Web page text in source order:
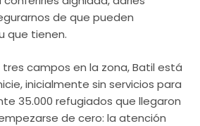
de que pueden
tienen.
campos en la zona, Batil está
inicialmente sin servicios para
35.000 refugiados que llegaron
de cero: la atención